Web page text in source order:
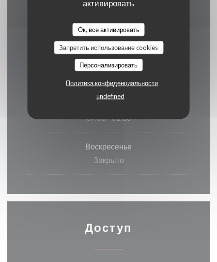
активировать
Ок, все активировать
Запретить использование cookies
Персонализировать
Политика конфиденциальности
undefined
Часы работы
07:00 - 01:30
Воскресенье
Закрыто
Доступ